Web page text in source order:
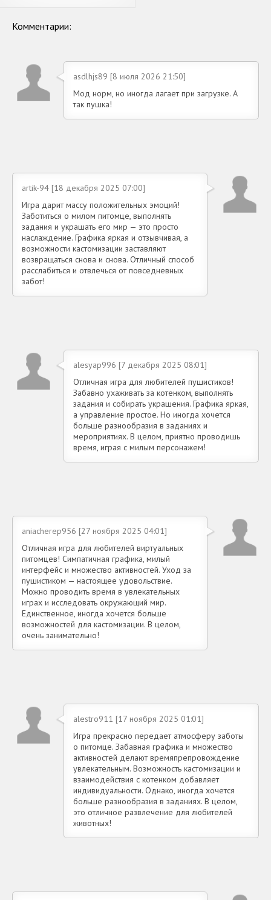
Комментарии:
asdlhjs89 [8 июля 2026 21:50]
Мод норм, но иногда лагает при загрузке. А
так пушка!
artik-94 [18 декабря 2025 07:00]
Игра дарит массу положительных эмоций!
Заботиться о милом питомце, выполнять
задания и украшать его мир — это просто
наслаждение. Графика яркая и отзывчивая, а
возможности кастомизации заставляют
возвращаться снова и снова. Отличный способ
расслабиться и отвлечься от повседневных
забот!
alesyap996 [7 декабря 2025 08:01]
Отличная игра для любителей пушистиков!
Забавно ухаживать за котенком, выполнять
задания и собирать украшения. Графика яркая,
а управление простое. Но иногда хочется
больше разнообразия в заданиях и
мероприятиях. В целом, приятно проводишь
время, играя с милым персонажем!
aniacherep956 [27 ноября 2025 04:01]
Отличная игра для любителей виртуальных
питомцев! Симпатичная графика, милый
интерфейс и множество активностей. Уход за
пушистиком — настоящее удовольствие.
Можно проводить время в увлекательных
играх и исследовать окружающий мир.
Единственное, иногда хочется больше
возможностей для кастомизации. В целом,
очень занимательно!
alestro911 [17 ноября 2025 01:01]
Игра прекрасно передает атмосферу заботы
о питомце. Забавная графика и множество
активностей делают времяпрепровождение
увлекательным. Возможность кастомизации и
взаимодействия с котенком добавляет
индивидуальности. Однако, иногда хочется
больше разнообразия в заданиях. В целом,
это отличное развлечение для любителей
животных!